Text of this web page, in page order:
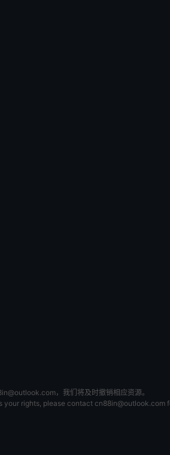
，我们将及时撤销相应资源。
rights, please contact cn88in@outlook.com